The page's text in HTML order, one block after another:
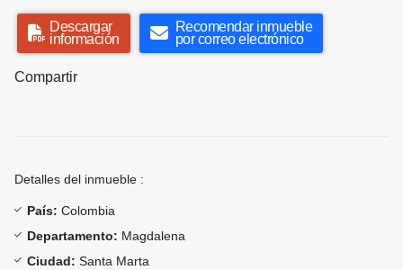
Descargar
información
Recomendar inmueble
por correo electrónico
Compartir
Detalles del inmueble :
País: Colombia
Departamento: Magdalena
Ciudad: Santa Marta